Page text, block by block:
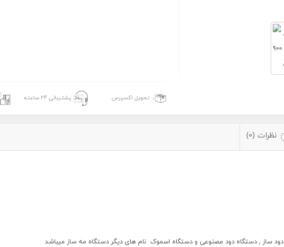
تحویل اکسپرس پشتیبانی 24 ساعته
نظرات (0)
دود ساز , دستگاه دود مصنوعی و دستگاه اسموک نام های دیگر دستگاه مه ساز میباشد